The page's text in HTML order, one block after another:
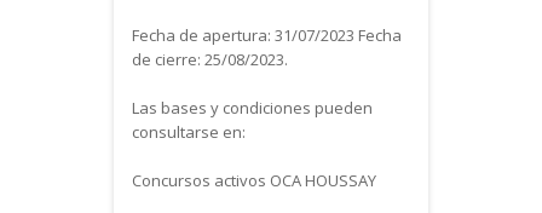
Fecha de apertura: 31/07/2023 Fecha
de cierre: 25/08/2023.
Las bases y condiciones pueden
consultarse en:
Concursos activos OCA HOUSSAY